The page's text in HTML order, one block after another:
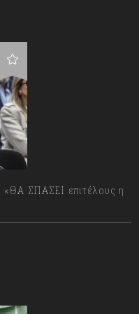
ΣΠΑΣΕΙ επιτέλους η